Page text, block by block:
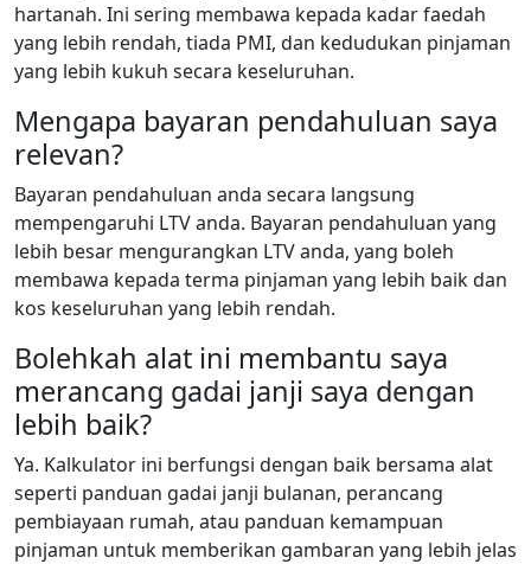
hartanah. Ini sering membawa kepada kadar faedah
yang lebih rendah, tiada PMI, dan kedudukan pinjaman
yang lebih kukuh secara keseluruhan.
Mengapa bayaran pendahuluan saya
relevan?
Bayaran pendahuluan anda secara langsung
mempengaruhi LTV anda. Bayaran pendahuluan yang
lebih besar mengurangkan LTV anda, yang boleh
membawa kepada terma pinjaman yang lebih baik dan
kos keseluruhan yang lebih rendah.
Bolehkah alat ini membantu saya
merancang gadai janji saya dengan
lebih baik?
Ya. Kalkulator ini berfungsi dengan baik bersama alat
seperti panduan gadai janji bulanan, perancang
pembiayaan rumah, atau panduan kemampuan
pinjaman untuk memberikan gambaran yang lebih jelas